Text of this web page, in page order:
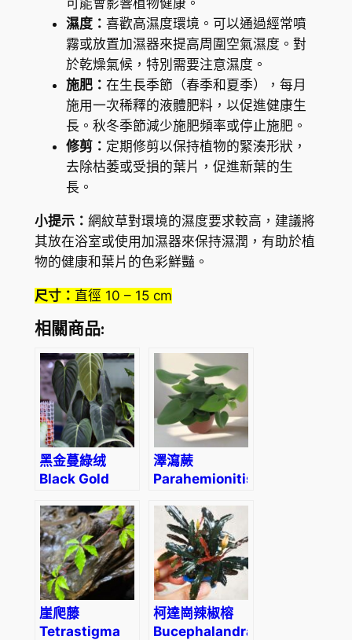
l
t
i
)
數
量
可能會影響植物健康。
濕度： 喜歡高濕度環境。可以通過經常噴
霧或放置加濕器來提高周圍空氣濕度。對
於乾燥氣候，特別需要注意濕度。
施肥： 在生長季節（春季和夏季），每月
施用一次稀釋的液體肥料，以促進健康生
長。秋冬季節減少施肥頻率或停止施肥。
修剪： 定期修剪以保持植物的緊湊形狀，
去除枯萎或受損的葉片，促進新葉的生
長。
小提示： 網紋草對環境的濕度要求較高，建議將
其放在浴室或使用加濕器來保持濕潤，有助於植
物的健康和葉片的色彩鮮豔。
尺寸： 直徑 10 – 15 cm
相關商品:
黑金蔓綠绒
Black Gold
(Philodendron
Melanochrysum)
澤瀉蕨
Parahemionitis
崖爬藤
Tetrastigma
柯達崗辣椒榕
Bucephalandra